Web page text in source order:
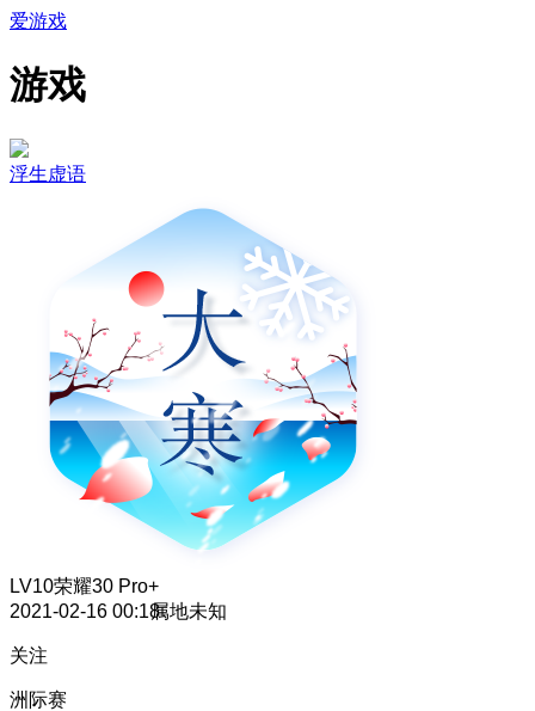
爱游戏
游戏
浮生虚语
LV10荣耀30 Pro+
2021-02-16 00:18属地未知
关注
洲际赛